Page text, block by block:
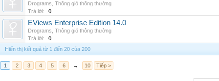
Drograms Thông gió thông thường
Trả lời:
0
EViews Enterprise Edition 14.0
Drograms Thông gió thông thường
Trả lời:
0
Hiển thị kết quả từ 1 đến 20 của 200
1 2 3 4 5 6 → 10 Tiếp >